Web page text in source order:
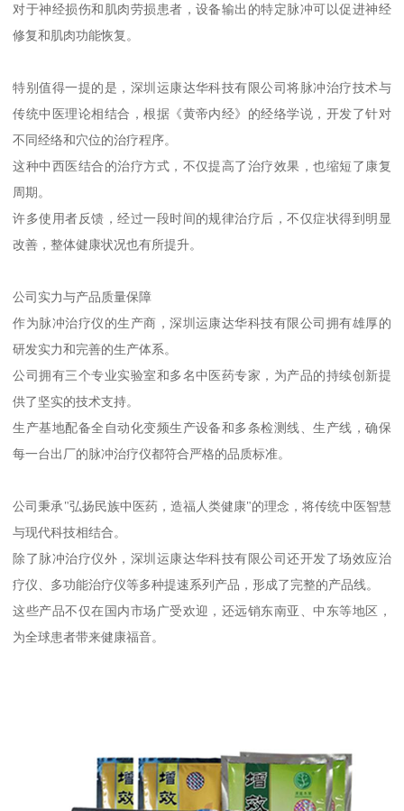
对于神经损伤和肌肉劳损患者，设备输出的特定脉冲可以促进神经
修复和肌肉功能恢复。
特别值得一提的是，深圳运康达华科技有限公司将脉冲治疗技术与
传统中医理论相结合，根据《黄帝内经》的经络学说，开发了针对
不同经络和穴位的治疗程序。
这种中西医结合的治疗方式，不仅提高了治疗效果，也缩短了康复
周期。
许多使用者反馈，经过一段时间的规律治疗后，不仅症状得到明显
改善，整体健康状况也有所提升。
公司实力与产品质量保障
作为脉冲治疗仪的生产商，深圳运康达华科技有限公司拥有雄厚的
研发实力和完善的生产体系。
公司拥有三个专业实验室和多名中医药专家，为产品的持续创新提
供了坚实的技术支持。
生产基地配备全自动化变频生产设备和多条检测线、生产线，确保
每一台出厂的脉冲治疗仪都符合严格的品质标准。
公司秉承"弘扬民族中医药，造福人类健康"的理念，将传统中医智慧
与现代科技相结合。
除了脉冲治疗仪外，深圳运康达华科技有限公司还开发了场效应治
疗仪、多功能治疗仪等多种提速系列产品，形成了完整的产品线。
这些产品不仅在国内市场广受欢迎，还远销东南亚、中东等地区，
为全球患者带来健康福音。